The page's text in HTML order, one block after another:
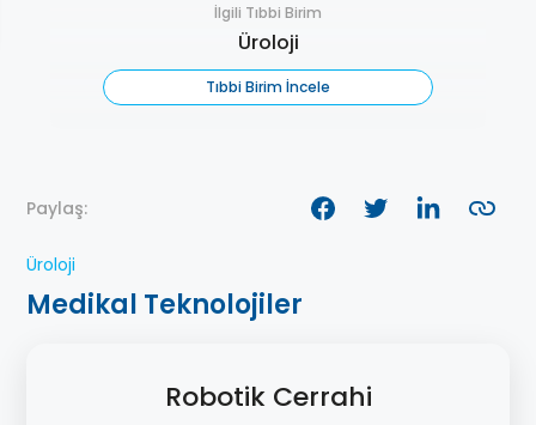
İlgili Tıbbi Birim
Üroloji
Tıbbi Birim İncele
Paylaş:
Üroloji
Medikal Teknolojiler
Robotik Cerrahi